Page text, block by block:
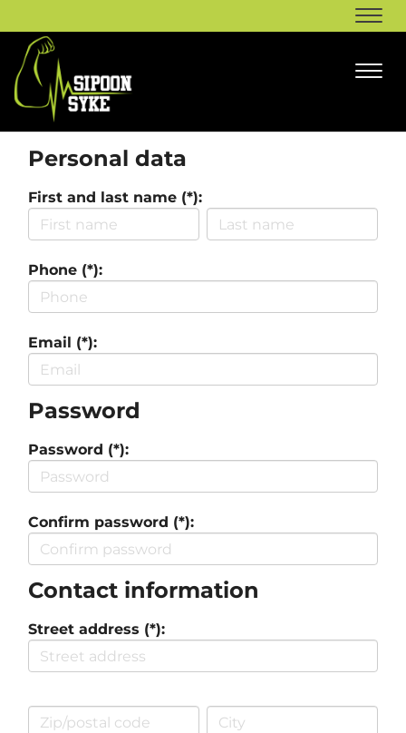
Personal data
First and last name (*):
Phone (*):
Email (*):
Password
Password (*):
Confirm password (*):
Contact information
Street address (*):